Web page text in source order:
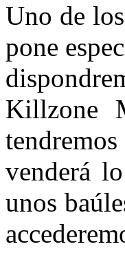
Uno de
pone
Killzone
venderá
unos